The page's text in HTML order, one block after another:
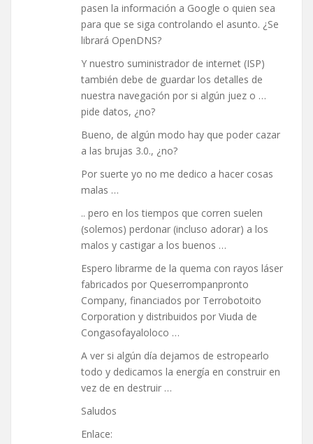
pasen la información a Google o quien sea
para que se siga controlando el asunto. ¿Se
librará OpenDNS?
Y nuestro suministrador de internet (ISP)
también debe de guardar los detalles de
nuestra navegación por si algún juez o …
pide datos, ¿no?
Bueno, de algún modo hay que poder cazar
a las brujas 3.0., ¿no?
Por suerte yo no me dedico a hacer cosas
malas …
.. pero en los tiempos que corren suelen
(solemos) perdonar (incluso adorar) a los
malos y castigar a los buenos …
Espero librarme de la quema con rayos láser
fabricados por Queserrompanpronto
Company, financiados por Terrobotoito
Corporation y distribuidos por Viuda de
Congasofayaloloco …
A ver si algún día dejamos de estropearlo
todo y dedicamos la energía en construir en
vez de en destruir …
Saludos
Enlace: